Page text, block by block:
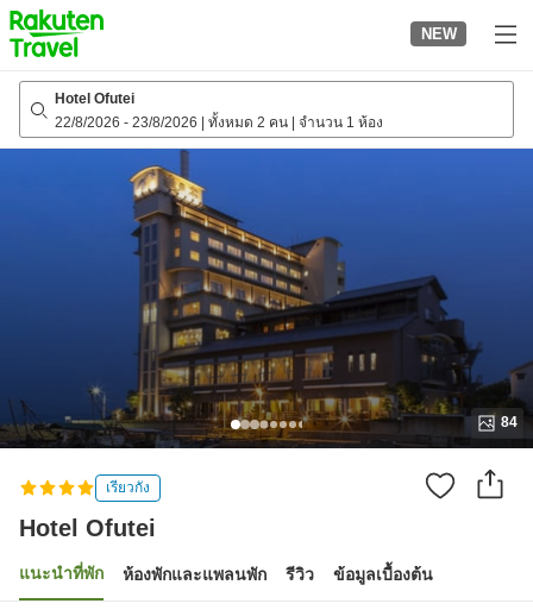
to
top
page
NEW
Hotel Ofutei
22/8/2026 - 23/8/2026 ทั้งหมด 2 คน จำนวน 1 ห้อง
84
เรียวกัง
Hotel Ofutei
แนะนำที่พัก ห้องพักและแพลนพัก รีวิว ข้อมูลเบื้องต้น